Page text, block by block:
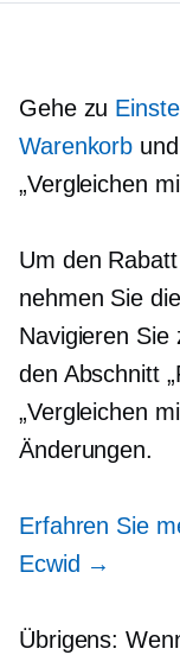
Gehe zu
Warenkorb
„Vergleichen
Um den
nehmen Sie die
Navigieren Sie
den Abschnitt
„Vergleichen
Änderungen.
Erfahren Sie
Ecwid →
Übrigens: